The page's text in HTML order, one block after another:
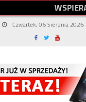
WSPIER
Czwartek, 06 Sierpnia 2026